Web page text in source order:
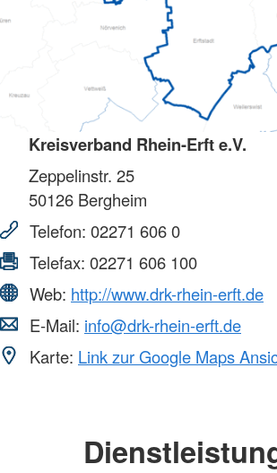
Kreisverband Rhein-Erft e.V.
Zeppelinstr. 25
50126 Bergheim
Telefon: 02271 606 0
Telefax: 02271 606 100
Web: http://www.drk-rhein-erft.de
E-Mail: info@drk-rhein-erft.de
Karte: Link zur Google Maps